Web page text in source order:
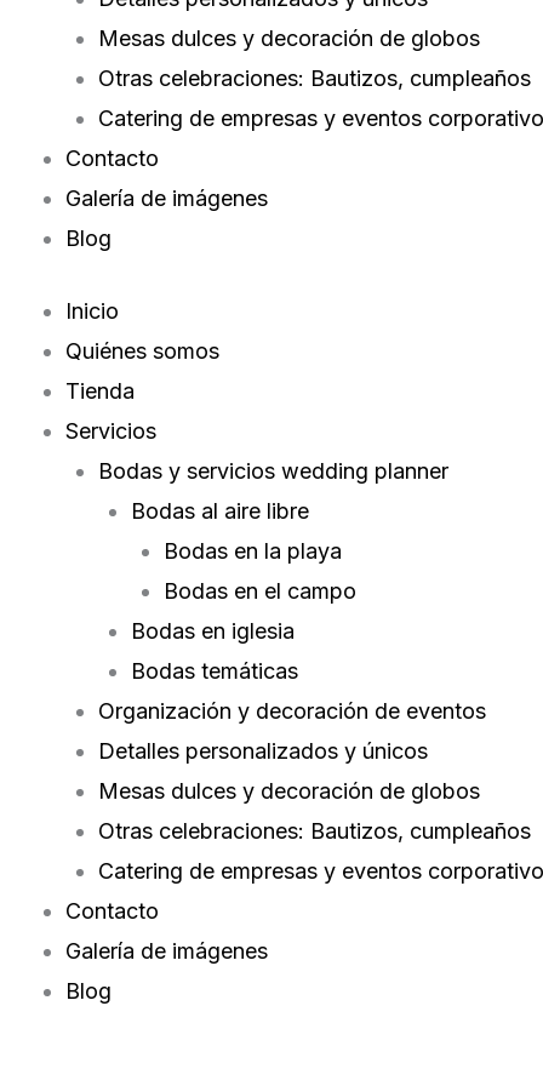
Mesas dulces y decoración de globos
Otras celebraciones: Bautizos, cumpleaños
Catering de empresas y eventos
Contacto
Galería de imágenes
Blog
Inicio
Quiénes somos
Tienda
Servicios
Bodas y servicios wedding planner
Bodas al aire libre
Bodas en la playa
Bodas en el campo
Bodas en iglesia
Bodas temáticas
Organización y decoración de eventos
Detalles personalizados y únicos
Mesas dulces y decoración de globos
Otras celebraciones: Bautizos, cumpleaños
Catering de empresas y eventos
Contacto
Galería de imágenes
Blog